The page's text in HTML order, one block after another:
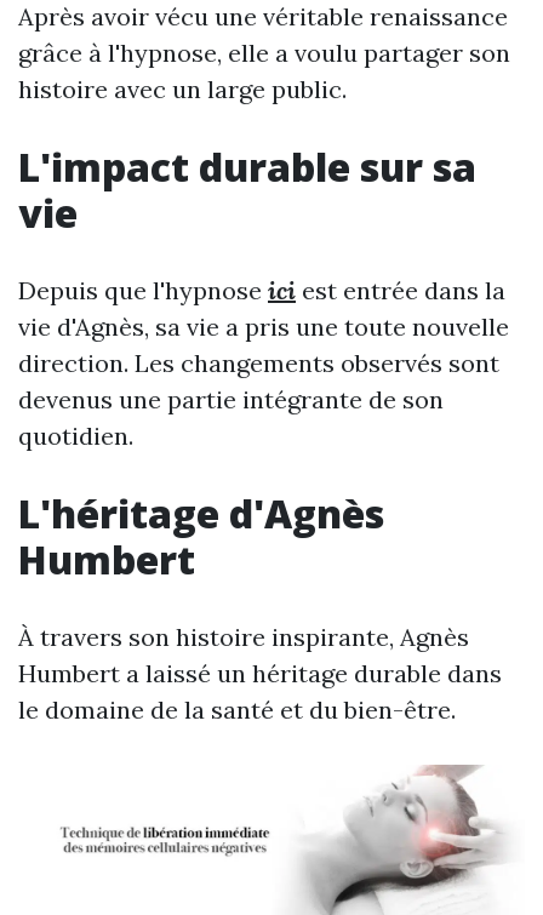
Après avoir vécu une véritable renaissance
grâce à l'hypnose, elle a voulu partager son
histoire avec un large public.
L'impact durable sur sa
vie
Depuis que l'hypnose ici est entrée dans la
vie d'Agnès, sa vie a pris une toute nouvelle
direction. Les changements observés sont
devenus une partie intégrante de son
quotidien.
L'héritage d'Agnès
Humbert
À travers son histoire inspirante, Agnès
Humbert a laissé un héritage durable dans
le domaine de la santé et du bien-être.